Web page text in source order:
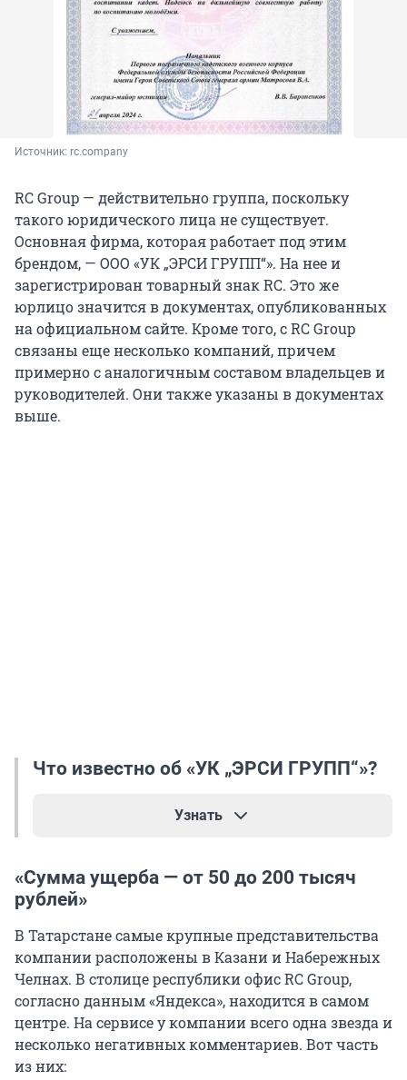
Источник: rc.company
RC Group — действительно группа, поскольку
такого юридического лица не существует.
Основная фирма, которая работает под этим
брендом, — ООО «УК „ЭРСИ ГРУПП“». На нее и
зарегистрирован товарный знак RC. Это же
юрлицо значится в документах, опубликованных
на официальном сайте. Кроме того, с RC Group
связаны еще несколько компаний, причем
примерно с аналогичным составом владельцев и
руководителей. Они также указаны в документах
выше.
Что известно об «УК „ЭРСИ ГРУПП“»?
Узнать
„ЭРСИ ГРУПП“ зарегистрирована в Санкт-
Петербурге в 2021 году. Генеральным
директором значится Дмитрий Лазаров, он же
был одним из учредителей, но вышел из
состава владельцев. Сейчас ими числятся
Елена Мищенко, Мария Михайлова и Егор
Патов — на официальном сайте компании они
указаны как ее основатели. При этом
финансовые результаты неровные: по итогам
«Сумма ущерба — от 50 до 200 тысяч
рублей»
В Татарстане самые крупные представительства
компании расположены в Казани и Набережных
Челнах. В столице республики офис RC Group,
согласно данным «Яндекса», находится в самом
центре. На сервисе у компании всего одна звезда и
несколько негативных комментариев. Вот часть
из них: